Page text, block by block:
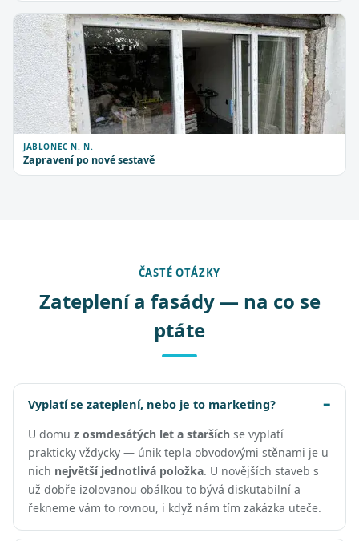
JABLONEC N. N.
Zapravení po nové sestavě
ČASTÉ OTÁZKY
Zateplení a fasády — na co se
ptáte
Vyplatí se zateplení, nebo je to marketing?
U domu z osmdesátých let a starších se vyplatí
prakticky vždycky — únik tepla obvodovými stěnami je u
nich největší jednotlivá položka. U novějších staveb s
už dobře izolovanou obálkou to bývá diskutabilní a
řekneme vám to rovnou, i když nám tím zakázka uteče.